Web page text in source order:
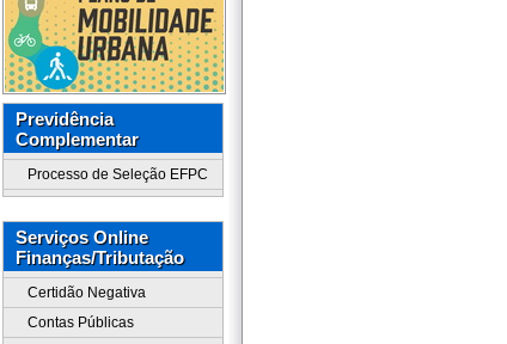
Previdência
Complementar
Processo de Seleção EFPC
Serviços Online
Finanças/Tributação
Certidão Negativa
Contas Públicas